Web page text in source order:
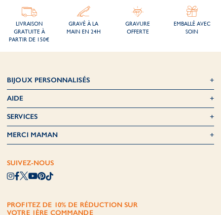
LIVRAISON
GRATUITE À
PARTIR DE 150€
GRAVÉ À LA
MAIN EN 24H
GRAVURE
OFFERTE
EMBALLÉ AVEC
SOIN
BIJOUX PERSONNALISÉS
AIDE
SERVICES
MERCI MAMAN
SUIVEZ-NOUS
PROFITEZ DE 10% DE RÉDUCTION SUR
VOTRE 1ÈRE COMMANDE